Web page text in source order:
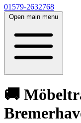
01579-2632768
Open main menu
🚚